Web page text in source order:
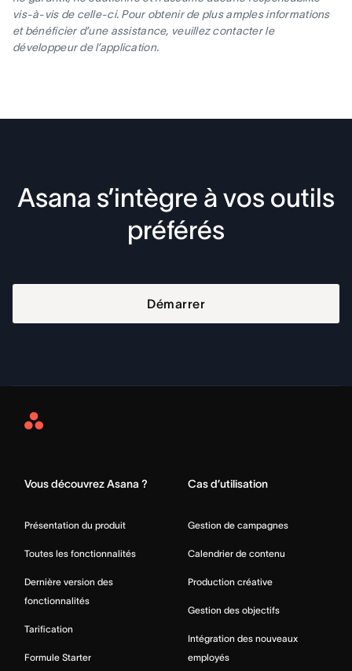
vis-à-vis de celle-ci. Pour obtenir de plus amples informations
et bénéficier d’une assistance, veuillez contacter le
développeur de l’application.
Asana s’intègre à vos outils
préférés
Démarrer
Asana
Vous découvrez Asana ?
Présentation du produit
Toutes les fonctionnalités
Dernière version des
fonctionnalités
Tarification
Formule Starter
Cas d’utilisation
Gestion de campagnes
Calendrier de contenu
Production créative
Gestion des objectifs
Intégration des nouveaux
employés